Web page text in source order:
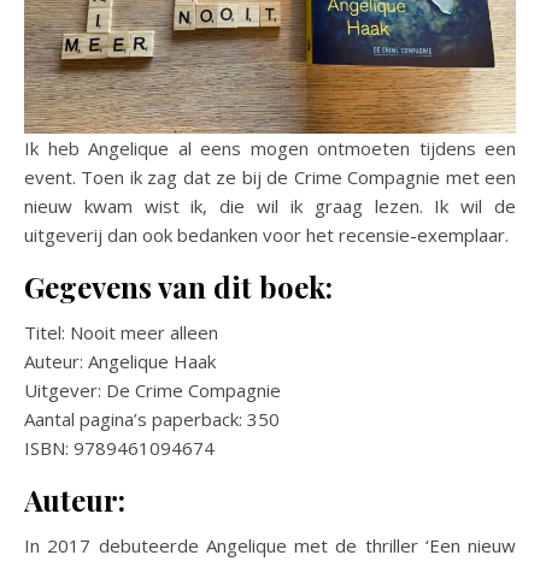
Ik heb Angelique al eens mogen ontmoeten tijdens een
event. Toen ik zag dat ze bij de Crime Compagnie met een
nieuw kwam wist ik, die wil ik graag lezen. Ik wil de
uitgeverij dan ook bedanken voor het recensie-exemplaar.
Gegevens van dit boek:
Titel: Nooit meer alleen
Auteur: Angelique Haak
Uitgever: De Crime Compagnie
Aantal pagina’s paperback: 350
ISBN: 9789461094674
Auteur:
In 2017 debuteerde Angelique met de thriller ‘Een nieuw